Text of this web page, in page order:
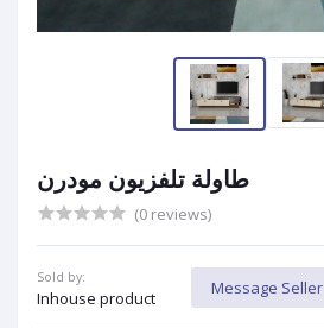
طاولة تلفزيون مودرن
(0 reviews)
Sold by:
Inhouse product
Message Seller